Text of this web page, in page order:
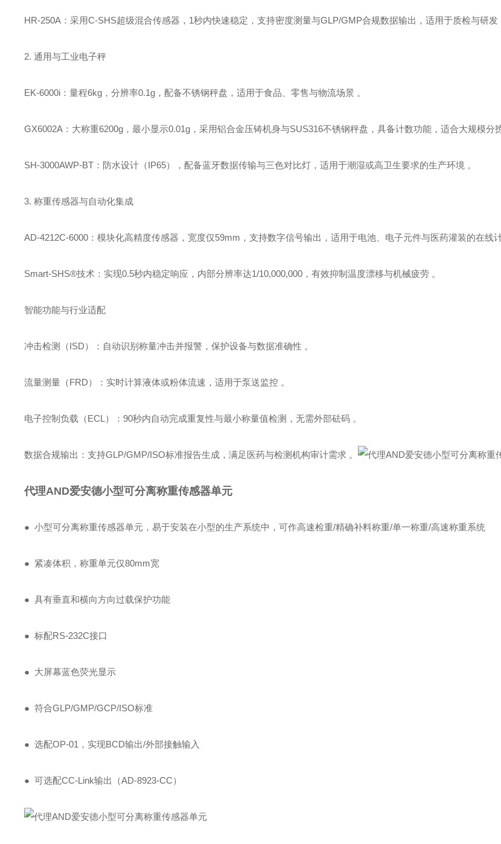
‌HR-250A‌：采用‌C-SHS超级混合传感器‌，1秒内快速稳定，支持密度测量与GLP/GMP合规数据输出，适用于质检与研发
2. ‌通用与工业电子秤‌
‌EK-6000i‌：量程‌6kg‌，分辨率‌0.1g‌，配备不锈钢秤盘，适用于食品、零售与物流场景 。
‌GX6002A‌：大称重‌6200g‌，最小显示‌0.01g‌，采用铝合金压铸机身与SUS316不锈钢秤盘，具备计数功能，适合大规模分拣
‌SH-3000AWP-BT‌：防水设计（IP65），配备蓝牙数据传输与三色对比灯，适用于潮湿或高卫生要求的生产环境 。
3. ‌称重传感器与自动化集成‌
‌AD-4212C-6000‌：模块化高精度传感器，宽度仅‌59mm‌，支持数字信号输出，适用于电池、电子元件与医药灌装的在线计
‌Smart-SHS®技术‌：实现‌0.5秒内稳定响应‌，内部分辨率达1/10,000,000，有效抑制温度漂移与机械疲劳 。
智能功能与行业适配
‌冲击检测（ISD）‌：自动识别称量冲击并报警，保护设备与数据准确性 。
‌流量测量（FRD）‌：实时计算液体或粉体流速，适用于泵送监控 。
‌电子控制负载（ECL）‌：90秒内自动完成重复性与最小称量值检测，无需外部砝码 。
‌数据合规输出‌：支持GLP/GMP/ISO标准报告生成，满足医药与检测机构审计需求 。
代理AND爱安德小型可分离称重传感器单元
● 小型可分离称重传感器单元，易于安装在小型的生产系统中，可作高速检重/精确补料称重/单一称重/高速称重系统
● 紧凑体积，称重单元仅80mm宽
● 具有垂直和横向方向过载保护功能
● 标配RS-232C接口
● 大屏幕蓝色荧光显示
● 符合GLP/GMP/GCP/ISO标准
● 选配OP-01，实现BCD输出/外部接触输入
● 可选配CC-Link输出（AD-8923-CC）